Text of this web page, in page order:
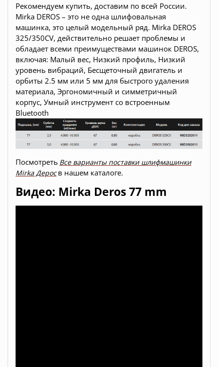
Рекомендуем купить, доставим по всей России.
Mirka DEROS – это не одна шлифовальная
машинка, это целый модельный ряд. Mirka DEROS
325/350CV, действительно решает проблемы и
обладает всеми преимуществами машинок DEROS,
включая: Малый вес, Низкий профиль, Низкий
уровень вибраций, Бесщеточный двигатель и
орбиты 2.5 мм или 5 мм для быстрого удаления
материала, Эргономичный и симметричный
корпус, Умный инструмент со встроенным
Bluetooth
Посмотреть Все варианты поставки шлифмашинки
Mirka Дерос в нашем каталоге.
Видео: Mirka Deros 77 mm